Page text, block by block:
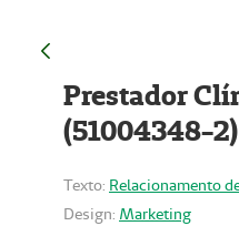
Prestador
(51004348-2)
Texto: Relacionamento
Design: Marketing